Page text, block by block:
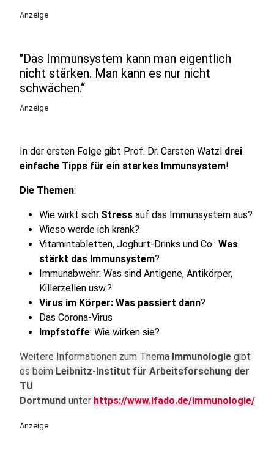
Anzeige
"Das Immunsystem kann man eigentlich
nicht stärken. Man kann es nur nicht
schwächen.“
Anzeige
In der ersten Folge gibt Prof. Dr. Carsten Watzl drei
einfache Tipps für ein starkes Immunsystem!
Die Themen:
Wie wirkt sich Stress auf das Immunsystem aus?
Wieso werde ich krank?
Vitamintabletten, Joghurt-Drinks und Co.: Was
stärkt das Immunsystem?
Immunabwehr: Was sind Antigene, Antikörper,
Killerzellen usw.?
Virus im Körper: Was passiert dann?
Das Corona-Virus
Impfstoffe: Wie wirken sie?
Weitere Informationen zum Thema Immunologie gibt
es beim Leibnitz-Institut für Arbeitsforschung der
TU
Dortmund unter https://www.ifado.de/immunologie/
Anzeige